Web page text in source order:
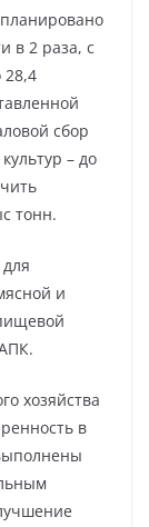
в 2 раза, с
28,4
сбор
– до
тонн.
и
хозяйства
в